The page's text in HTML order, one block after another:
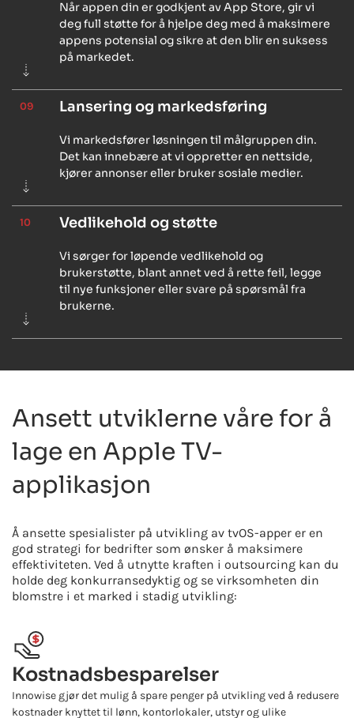
Når appen din er godkjent av App Store, gir vi
deg full støtte for å hjelpe deg med å maksimere
appens potensial og sikre at den blir en suksess
på markedet.
09 Lansering og markedsføring
Vi markedsfører løsningen til målgruppen din.
Det kan innebære at vi oppretter en nettside,
kjører annonser eller bruker sosiale medier.
10 Vedlikehold og støtte
Vi sørger for løpende vedlikehold og
brukerstøtte, blant annet ved å rette feil, legge
til nye funksjoner eller svare på spørsmål fra
brukerne.
Ansett utviklerne våre for å
lage en Apple TV-
applikasjon
Å ansette spesialister på utvikling av tvOS-apper er en
god strategi for bedrifter som ønsker å maksimere
effektiviteten. Ved å utnytte kraften i outsourcing kan du
holde deg konkurransedyktig og se virksomheten din
blomstre i et marked i stadig utvikling:
Kostnadsbesparelser
Innowise gjør det mulig å spare penger på utvikling ved å redusere
kostnader knyttet til lønn, kontorlokaler, utstyr og ulike